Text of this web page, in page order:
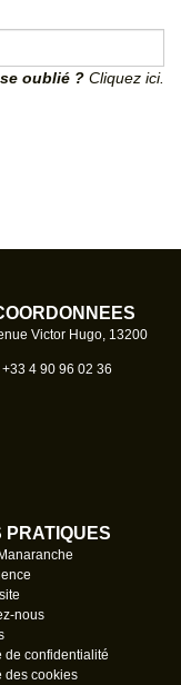
oublié ? Cliquez ici.
Victor Hugo, 13200
+33 4 90 96 02 36
PRATIQUES
nous
de confidentialité
des cookies